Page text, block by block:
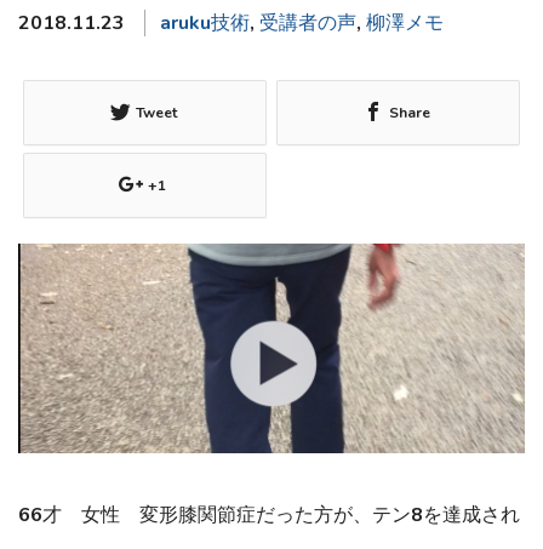
2018.11.23 aruku技術, 受講者の声, 柳澤メモ
Tweet Share
+1
66才 女性 変形膝関節症だった方が、テン8を達成され